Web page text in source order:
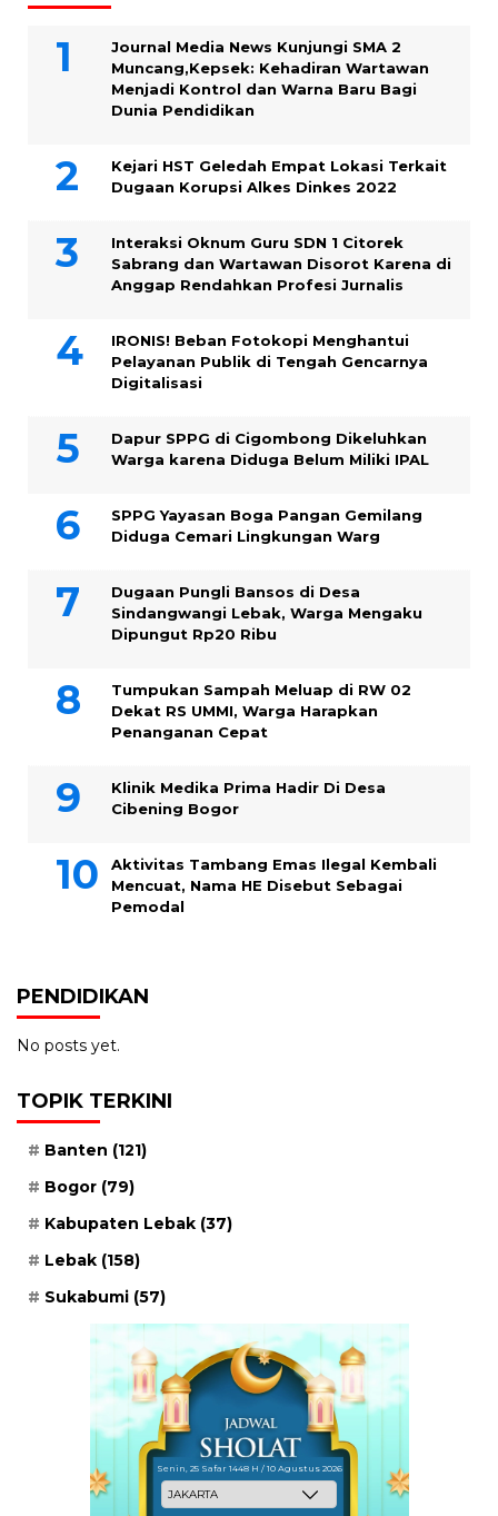
Journal Media News Kunjungi SMA 2
Muncang,Kepsek: Kehadiran Wartawan
Menjadi Kontrol dan Warna Baru Bagi
Dunia Pendidikan
Kejari HST Geledah Empat Lokasi Terkait
Dugaan Korupsi Alkes Dinkes 2022
Interaksi Oknum Guru SDN 1 Citorek
Sabrang dan Wartawan Disorot Karena di
Anggap Rendahkan Profesi Jurnalis
IRONIS! Beban Fotokopi Menghantui
Pelayanan Publik di Tengah Gencarnya
Digitalisasi
Dapur SPPG di Cigombong Dikeluhkan
Warga karena Diduga Belum Miliki IPAL
SPPG Yayasan Boga Pangan Gemilang
Diduga Cemari Lingkungan Warg
Dugaan Pungli Bansos di Desa
Sindangwangi Lebak, Warga Mengaku
Dipungut Rp20 Ribu
Tumpukan Sampah Meluap di RW 02
Dekat RS UMMI, Warga Harapkan
Penanganan Cepat
Klinik Medika Prima Hadir Di Desa
Cibening Bogor
Aktivitas Tambang Emas Ilegal Kembali
Mencuat, Nama HE Disebut Sebagai
Pemodal
PENDIDIKAN
No posts yet.
TOPIK TERKINI
Banten (121)
Bogor (79)
Kabupaten Lebak (37)
Lebak (158)
Sukabumi (57)
Senin, 25 Safar 1448 H / 10 Agustus 2026